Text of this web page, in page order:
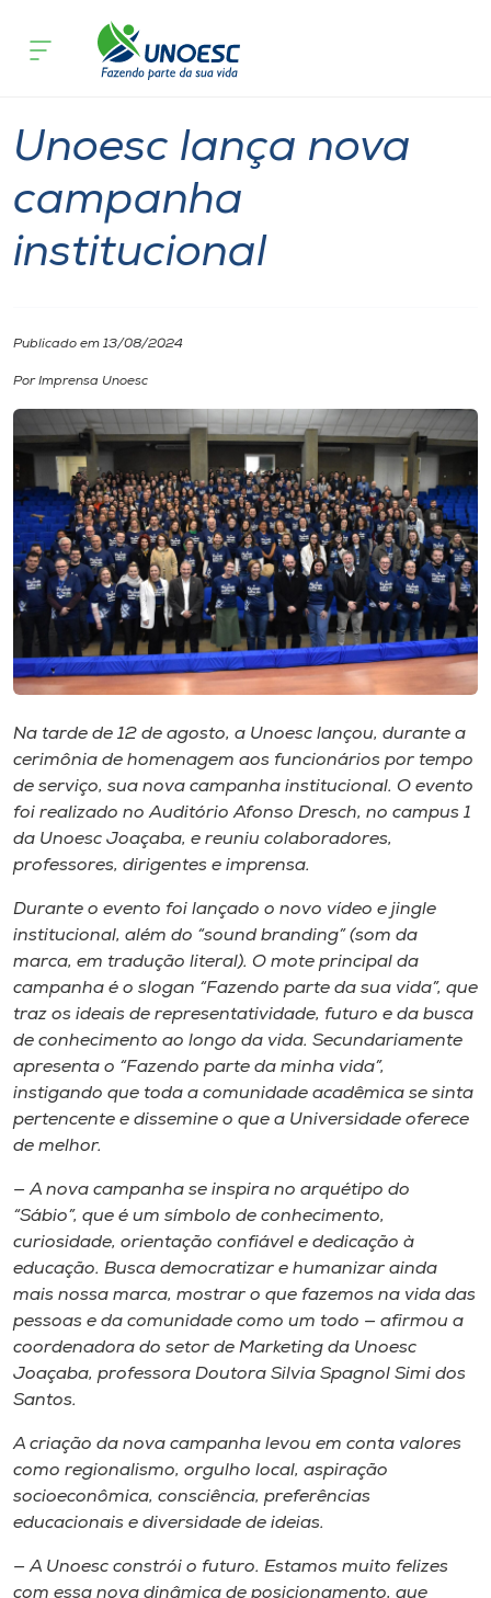
Cursos
Atendimento ao Estudante
A
Unoesc
Internacionalização
I.nova
Diplomados
Cultura
CPA
Biblioteca
Editora
Rádio
Museu
Unoesc
Store
Selecione
o idioma
A+
A-
Unoesc lança nova
campanha
institucional
Publicado em 13/08/2024
Por Imprensa Unoesc
Na tarde de 12 de agosto, a Unoesc lançou, durante a
cerimônia de homenagem aos funcionários por tempo
de serviço, sua nova campanha institucional. O evento
foi realizado no Auditório Afonso Dresch, no campus 1
da Unoesc Joaçaba, e reuniu colaboradores,
professores, dirigentes e imprensa.
Durante o evento foi lançado o novo vídeo e jingle
institucional, além do “sound branding” (som da
marca, em tradução literal). O mote principal da
campanha é o slogan “Fazendo parte da sua vida”, que
traz os ideais de representatividade, futuro e da busca
de conhecimento ao longo da vida. Secundariamente
apresenta o “Fazendo parte da minha vida”,
instigando que toda a comunidade acadêmica se sinta
pertencente e dissemine o que a Universidade oferece
de melhor.
— A nova campanha se inspira no arquétipo do
“Sábio”, que é um símbolo de conhecimento,
curiosidade, orientação confiável e dedicação à
educação. Busca democratizar e humanizar ainda
mais nossa marca, mostrar o que fazemos na vida das
pessoas e da comunidade como um todo — afirmou a
coordenadora do setor de Marketing da Unoesc
Joaçaba, professora Doutora Silvia Spagnol Simi dos
Santos.
A criação da nova campanha levou em conta valores
como regionalismo, orgulho local, aspiração
socioeconômica, consciência, preferências
educacionais e diversidade de ideias.
— A Unoesc constrói o futuro. Estamos muito felizes
com essa nova dinâmica de posicionamento, que